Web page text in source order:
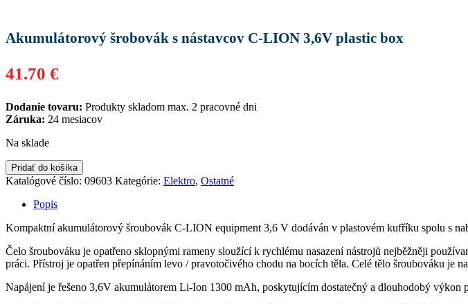
Akumulátorový šrobovák s nástavcov C-LION 3,6V plastic box
41.70 €
Dodanie tovaru: Produkty skladom max. 2 pracovné dni
Záruka: 24 mesiacov
Na sklade
Pridať do košíka
Katalógové číslo: 09603 Kategórie: Elektro, Ostatné
Popis
Kompaktní akumulátorový šroubovák C-LION equipment 3,6 V dodáván v plastovém kufříku spolu s
Čelo šroubováku je opatřeno sklopnými rameny sloužící k rychlému nasazení nástrojů nejběžněji
práci. Přístroj je opatřen přepínáním levo / pravotočivého chodu na bocích těla. Celé tělo šroubováku
Napájení je řešeno 3,6V akumulátorem Li-Ion 1300 mAh, poskytujícím dostatečný a dlouhodobý